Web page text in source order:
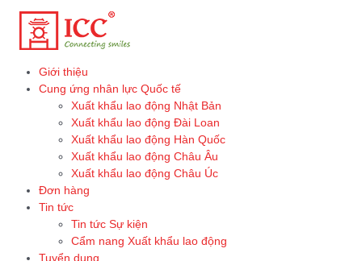
Skip
content
Giới thiệu
Cung ứng nhân lực Quốc tế
Xuất khẩu lao động Nhật Bản
Xuất khẩu lao động Đài Loan
Xuất khẩu lao động Hàn Quốc
Xuất khẩu lao động Châu Âu
Xuất khẩu lao động Châu Úc
Đơn hàng
Tin tức
Tin tức Sự kiện
Cẩm nang Xuất khẩu lao động
Tuyển dụng